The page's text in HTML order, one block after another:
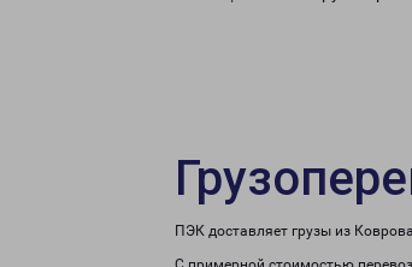
ПЭК доставляет грузы из